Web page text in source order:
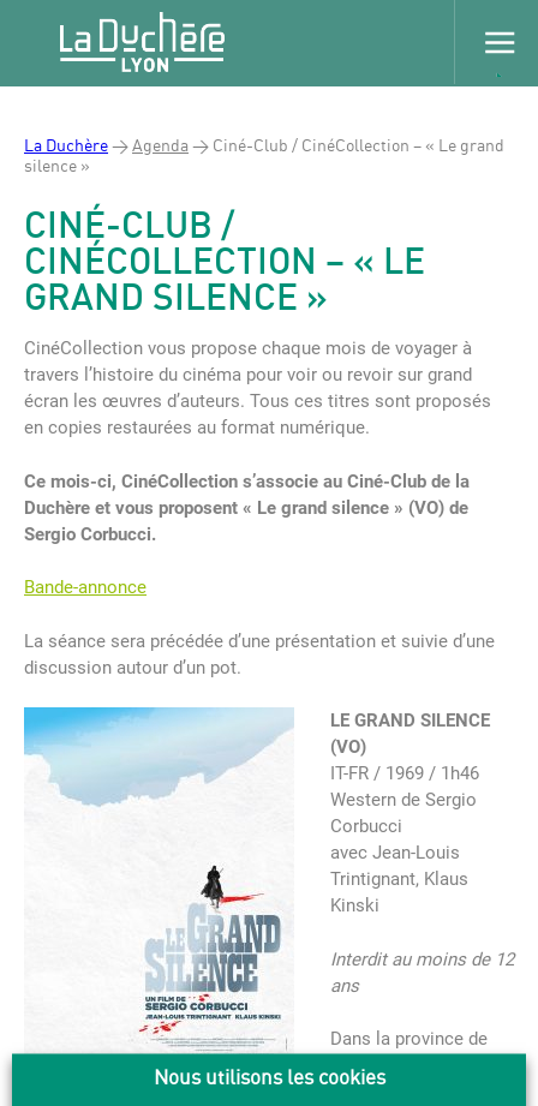
La Duchère>Agenda > Ciné-Club / CinéCollection – « Le grand
silence »
CINÉ-CLUB /
CINÉCOLLECTION – « LE
GRAND SILENCE »
CinéCollection vous propose chaque mois de voyager à
travers l’histoire du cinéma pour voir ou revoir sur grand
écran les œuvres d’auteurs. Tous ces titres sont proposés
en copies restaurées au format numérique.
Ce mois-ci, CinéCollection s’associe au Ciné-Club de la
Duchère et vous proposent « Le grand silence » (VO) de
Sergio Corbucci.
Bande-annonce
La séance sera précédée d’une présentation et suivie d’une
discussion autour d’un pot.
LE GRAND SILENCE
(VO)
IT-FR / 1969 / 1h46
Western de Sergio
Corbucci
avec Jean-Louis
Trintignant, Klaus
Kinski
Interdit au moins de 12
ans
Dans la province de
l’Utah, aux Etats-Unis.
Le froid extrême de
Nous utilisons les cookies